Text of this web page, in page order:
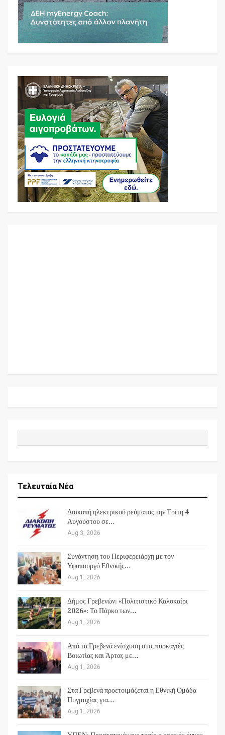
Τελευταία Νέα
Διακοπή ηλεκτρικού ρεύματος την Τρίτη 4
Αυγούστου σε…
Aug 3, 2026
Συνάντηση του Περιφερειάρχη με τον
Υφυπουργό Εθνικής…
Aug 1, 2026
Δήμος Γρεβενών: «Πολιτιστικό Καλοκαίρι
2026»: Το Πάρκο των…
Aug 1, 2026
Από τα Γρεβενά ενίσχυση στις πυρκαγιές
Βοιωτίας και Άρτας με…
Aug 1, 2026
Στα Γρεβενά προετοιμάζεται η Εθνική Ομάδα
Πυγμαχίας για…
Aug 1, 2026